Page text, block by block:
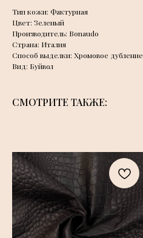
Тип кожи: Фактурная
Цвет: Зеленый
Производитель: Bonaudo
Страна: Италия
Способ выделки: Хромовое дубление
Вид: Буйвол
СМОТРИТЕ ТАКЖЕ: